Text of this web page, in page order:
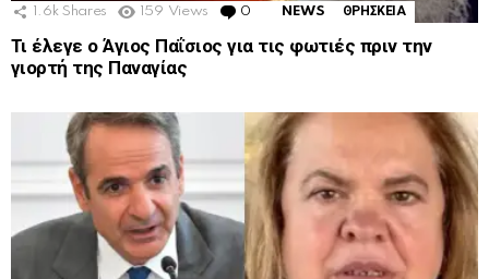
1.6k Shares 159 Views 0 Comments
NEWS ΘΡΗΣΚΕΙΑ
Τι έλεγε ο Άγιος Παΐσιος για τις φωτιές πριν την
γιορτή της Παναγίας